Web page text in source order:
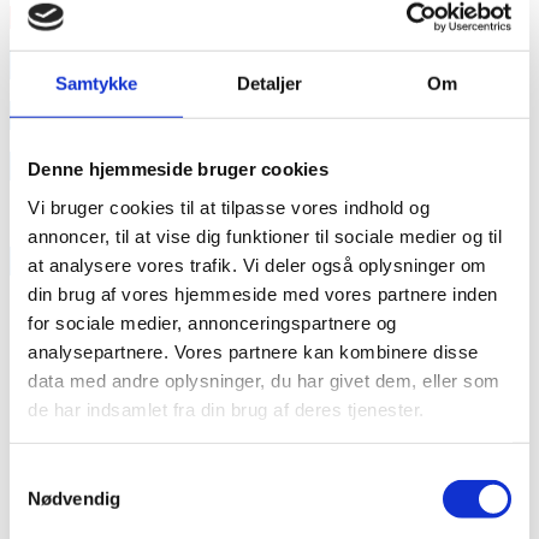
Samtykke Detaljer Om
Denne hjemmeside bruger cookies
Vi bruger cookies til at tilpasse vores indhold og
annoncer, til at vise dig funktioner til sociale medier og til
at analysere vores trafik. Vi deler også oplysninger om
din brug af vores hjemmeside med vores partnere inden
for sociale medier, annonceringspartnere og
analysepartnere. Vores partnere kan kombinere disse
data med andre oplysninger, du har givet dem, eller som
de har indsamlet fra din brug af deres tjenester.
Nødvendig
Læs mere
annonce
Like us
RAINBOW BUSINESS DENMARK